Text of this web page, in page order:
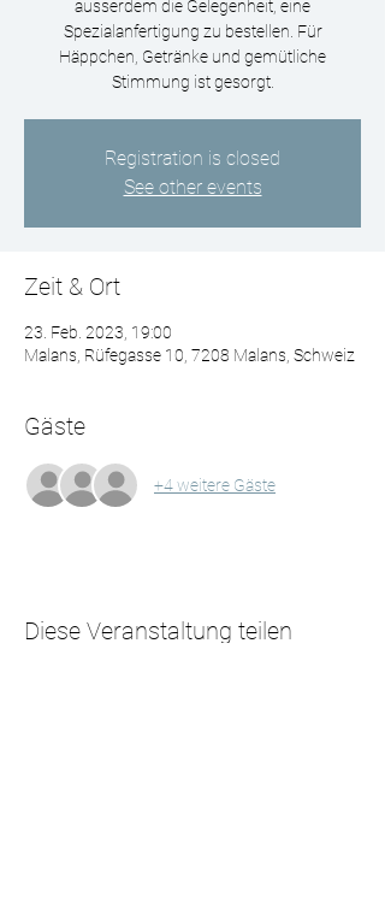
ausserdem die Gelegenheit, eine
Spezialanfertigung zu bestellen. Für
Häppchen, Getränke und gemütliche
Stimmung ist gesorgt.
Registration is closed
See other events
Zeit & Ort
23. Feb. 2023, 19:00
Malans, Rüfegasse 10, 7208 Malans, Schweiz
Gäste
+4 weitere Gäste
Diese Veranstaltung teilen